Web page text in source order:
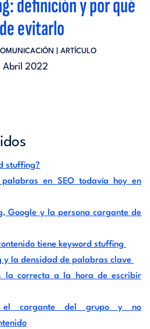
definición y por qué
evitarlo
| ARTÍCULO
Abril 2022
stuffing?
palabras en SEO todavía hoy en
Google y la persona cargante de
tiene keyword stuffing
y la densidad de palabras clave
la correcta a la hora de escribir
el cargante del grupo y no